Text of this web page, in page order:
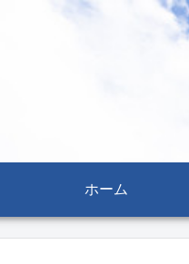
ホーム